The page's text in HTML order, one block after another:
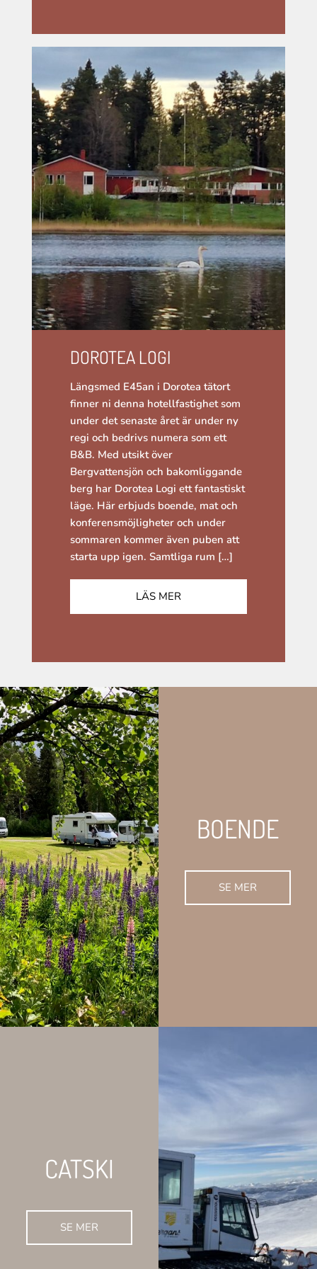
DOROTEA LOGI
Längsmed E45an i Dorotea tätort
finner ni denna hotellfastighet som
under det senaste året är under ny
regi och bedrivs numera som ett
B&B. Med utsikt över
Bergvattensjön och bakomliggande
berg har Dorotea Logi ett fantastiskt
läge. Här erbjuds boende, mat och
konferensmöjligheter och under
sommaren kommer även puben att
starta upp igen. Samtliga rum […]
LÄS MER
BOENDE
SE MER
CATSKI
SE MER